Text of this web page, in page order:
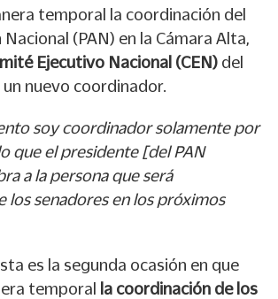
temporal la coordinación del
(PAN) en la Cámara Alta,
Ejecutivo Nacional (CEN) del
un nuevo coordinador.
soy coordinador solamente por
que el presidente [del PAN
a la persona que será
los senadores en los próximos
es la segunda ocasión en que
temporal la coordinación de los